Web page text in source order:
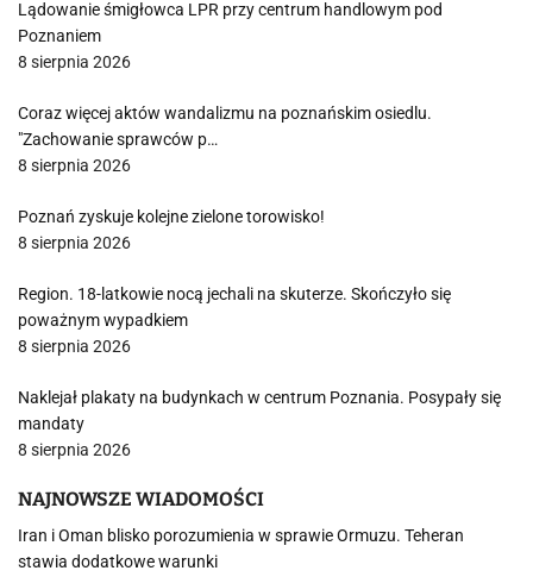
Lądowanie śmigłowca LPR przy centrum handlowym pod
Poznaniem
8 sierpnia 2026
Coraz więcej aktów wandalizmu na poznańskim osiedlu.
"Zachowanie sprawców p…
8 sierpnia 2026
Poznań zyskuje kolejne zielone torowisko!
8 sierpnia 2026
Region. 18-latkowie nocą jechali na skuterze. Skończyło się
poważnym wypadkiem
8 sierpnia 2026
Naklejał plakaty na budynkach w centrum Poznania. Posypały się
mandaty
8 sierpnia 2026
NAJNOWSZE WIADOMOŚCI
Iran i Oman blisko porozumienia w sprawie Ormuzu. Teheran
stawia dodatkowe warunki